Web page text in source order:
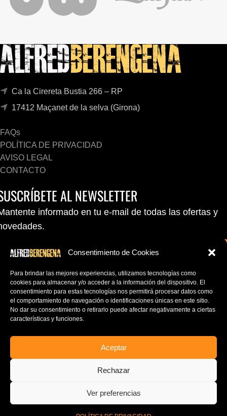
Consentimiento de Cookies
Para brindar las mejores experiencias, utilizamos tecnologías como
cookies para almacenar y/o acceder a la información del dispositivo. El
consentimiento para estas tecnologías nos permitirá procesar datos como
el comportamiento de navegación o identificaciones únicas en este sitio.
No dar su consentimiento o retirarlo puede afectar negativamente a ciertas
características y funciones.
Aceptar
Rechazar
Ver preferencias
Ca la Cirereta Bustia 266 – RP
17412 Maçanet de la selva (Girona)
FAQs
POLÍTICA DE PRIVACIDAD
AVISO LEGAL
CONTACTO
AL NEWSLETTER
informado en tu e-mail de todas las ofertas y
TO NEWSLETTER
in update in your email of all offers and news.
ALFRED BERENGENA 2020 All Rights Reserved.